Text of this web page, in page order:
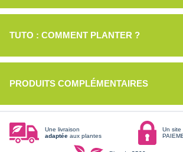
TUTO : COMMENT PLANTER ?
PRODUITS COMPLÉMENTAIRES
Une livraison
adaptée aux plantes
Un site